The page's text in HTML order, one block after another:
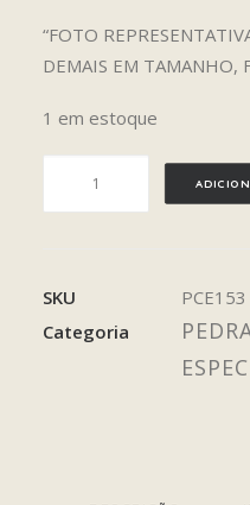
“FOTO
DEMAIS EM TAMANHO,
1 em estoque
SKU
PCE153
Categoria